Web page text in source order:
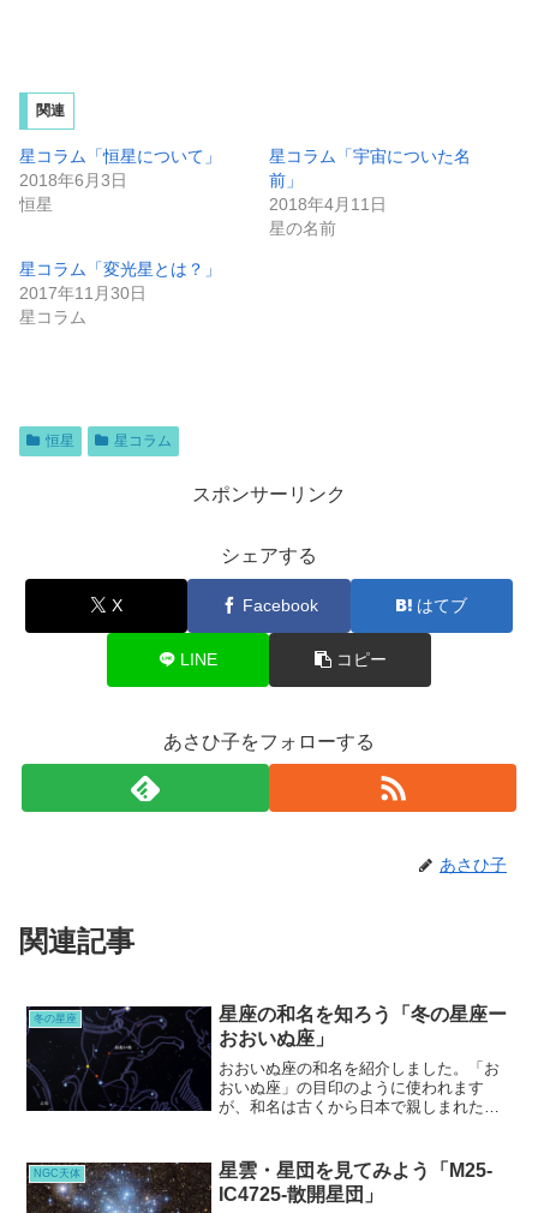
関連
星コラム「恒星について」
2018年6月3日
恒星
星コラム「宇宙についた名
前」
2018年4月11日
星の名前
星コラム「変光星とは？」
2017年11月30日
星コラム
恒星 星コラム
スポンサーリンク
シェアする
X Facebook はてブ
LINE コピー
あさひ子をフォローする
あさひ子
関連記事
冬の星座
星座の和名を知ろう「冬の星座ー
おおいぬ座」
おおいぬ座の和名を紹介しました。「お
おいぬ座」の目印のように使われます
が、和名は古くから日本で親しまれた呼
うちの1等星は21個あります。そんな中
で、一番明るいのです。
NGC天体
星雲・星団を見てみよう「M25-
IC4725-散開星団」